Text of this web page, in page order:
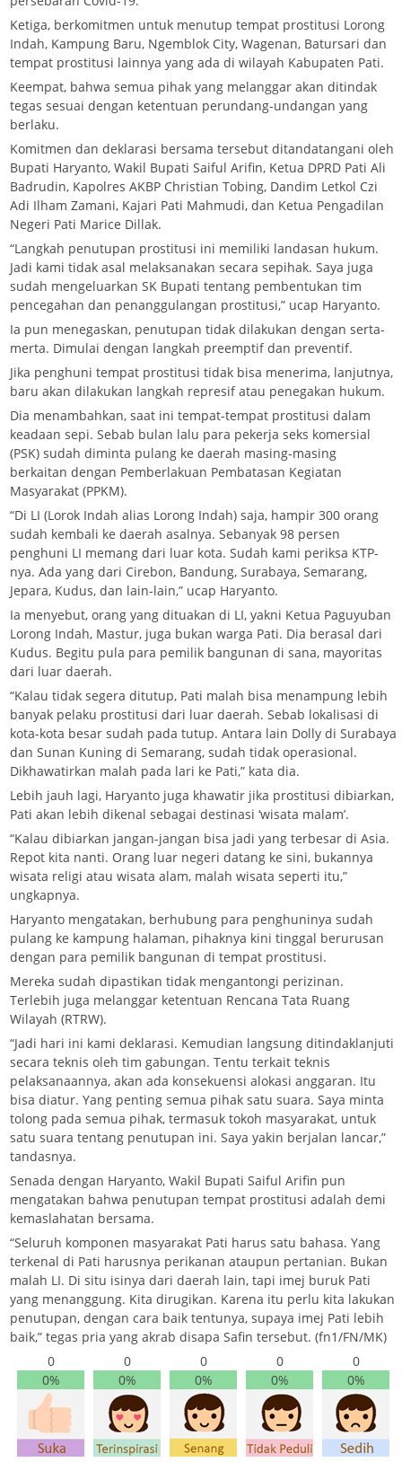
Ketiga, berkomitmen untuk menutup tempat prostitusi Lorong
Indah, Kampung Baru, Ngemblok City, Wagenan, Batursari dan
tempat prostitusi lainnya yang ada di wilayah Kabupaten Pati.
Keempat, bahwa semua pihak yang melanggar akan ditindak
tegas sesuai dengan ketentuan perundang-undangan yang
berlaku.
Komitmen dan deklarasi bersama tersebut ditandatangani oleh
Bupati Haryanto, Wakil Bupati Saiful Arifin, Ketua DPRD Pati Ali
Badrudin, Kapolres AKBP Christian Tobing, Dandim Letkol Czi
Adi Ilham Zamani, Kajari Pati Mahmudi, dan Ketua Pengadilan
Negeri Pati Marice Dillak.
“Langkah penutupan prostitusi ini memiliki landasan hukum.
Jadi kami tidak asal melaksanakan secara sepihak. Saya juga
sudah mengeluarkan SK Bupati tentang pembentukan tim
pencegahan dan penanggulangan prostitusi,” ucap Haryanto.
Ia pun menegaskan, penutupan tidak dilakukan dengan serta-
merta. Dimulai dengan langkah preemptif dan preventif.
Jika penghuni tempat prostitusi tidak bisa menerima, lanjutnya,
baru akan dilakukan langkah represif atau penegakan hukum.
Dia menambahkan, saat ini tempat-tempat prostitusi dalam
keadaan sepi. Sebab bulan lalu para pekerja seks komersial
(PSK) sudah diminta pulang ke daerah masing-masing
berkaitan dengan Pemberlakuan Pembatasan Kegiatan
Masyarakat (PPKM).
“Di LI (Lorok Indah alias Lorong Indah) saja, hampir 300 orang
sudah kembali ke daerah asalnya. Sebanyak 98 persen
penghuni LI memang dari luar kota. Sudah kami periksa KTP-
nya. Ada yang dari Cirebon, Bandung, Surabaya, Semarang,
Jepara, Kudus, dan lain-lain,” ucap Haryanto.
Ia menyebut, orang yang dituakan di LI, yakni Ketua Paguyuban
Lorong Indah, Mastur, juga bukan warga Pati. Dia berasal dari
Kudus. Begitu pula para pemilik bangunan di sana, mayoritas
dari luar daerah.
“Kalau tidak segera ditutup, Pati malah bisa menampung lebih
banyak pelaku prostitusi dari luar daerah. Sebab lokalisasi di
kota-kota besar sudah pada tutup. Antara lain Dolly di Surabaya
dan Sunan Kuning di Semarang, sudah tidak operasional.
Dikhawatirkan malah pada lari ke Pati,” kata dia.
Lebih jauh lagi, Haryanto juga khawatir jika prostitusi dibiarkan,
Pati akan lebih dikenal sebagai destinasi ‘wisata malam’.
“Kalau dibiarkan jangan-jangan bisa jadi yang terbesar di Asia.
Repot kita nanti. Orang luar negeri datang ke sini, bukannya
wisata religi atau wisata alam, malah wisata seperti itu,”
ungkapnya.
Haryanto mengatakan, berhubung para penghuninya sudah
pulang ke kampung halaman, pihaknya kini tinggal berurusan
dengan para pemilik bangunan di tempat prostitusi.
Mereka sudah dipastikan tidak mengantongi perizinan.
Terlebih juga melanggar ketentuan Rencana Tata Ruang
Wilayah (RTRW).
“Jadi hari ini kami deklarasi. Kemudian langsung ditindaklanjuti
secara teknis oleh tim gabungan. Tentu terkait teknis
pelaksanaannya, akan ada konsekuensi alokasi anggaran. Itu
bisa diatur. Yang penting semua pihak satu suara. Saya minta
tolong pada semua pihak, termasuk tokoh masyarakat, untuk
satu suara tentang penutupan ini. Saya yakin berjalan lancar,”
tandasnya.
Senada dengan Haryanto, Wakil Bupati Saiful Arifin pun
mengatakan bahwa penutupan tempat prostitusi adalah demi
kemaslahatan bersama.
“Seluruh komponen masyarakat Pati harus satu bahasa. Yang
terkenal di Pati harusnya perikanan ataupun pertanian. Bukan
malah LI. Di situ isinya dari daerah lain, tapi imej buruk Pati
yang menanggung. Kita dirugikan. Karena itu perlu kita lakukan
penutupan, dengan cara baik tentunya, supaya imej Pati lebih
baik,” tegas pria yang akrab disapa Safin tersebut. (fn1/FN/MK)
0
0%
0
0%
0
0%
0
0%
0
0%